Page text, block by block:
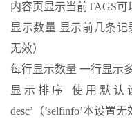
内容页显示当前TAGS可
显示数量 显示前几条记
无效）
每行显示数量 一行显示
显示排序 使用默认
desc’（’selfinfo’本设置无